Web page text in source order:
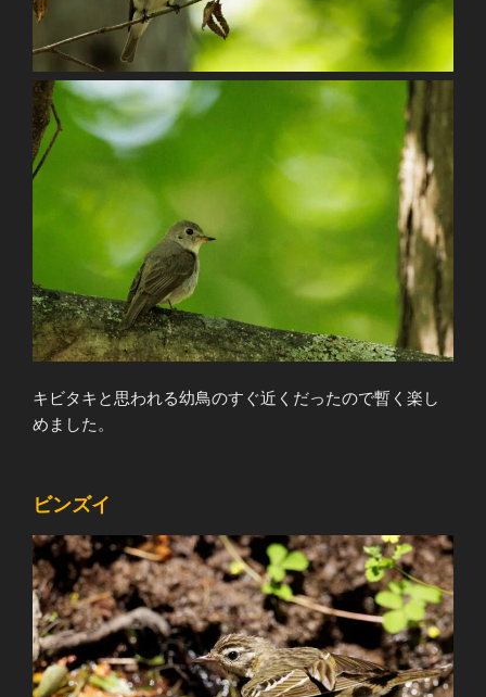
キビタキと思われる幼鳥のすぐ近くだったので暫く楽し
めました。
ビンズイ